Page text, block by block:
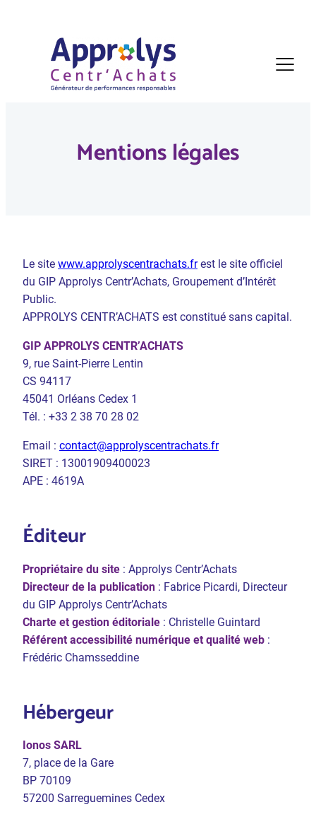
Mentions légales
Le site www.approlyscentrachats.frest le site officiel
du GIP Approlys Centr’Achats, Groupement d’Intérêt
Public.
APPROLYS CENTR’ACHATS est constitué sans capital.
GIP APPROLYS CENTR’ACHATS
9, rue Saint-Pierre Lentin
CS 94117
45041 Orléans Cedex 1
Tél. : +33 2 38 70 28 02
Email : contact@approlyscentrachats.fr
SIRET : 13001909400023
APE : 4619A
Éditeur
Propriétaire du site : Approlys Centr’Achats
Directeur de la publication : Fabrice Picardi, Directeur
du GIP Approlys Centr’Achats
Charte et gestion éditoriale : Christelle Guintard
Référent accessibilité numérique et qualité web :
Frédéric Chamsseddine
Hébergeur
Ionos SARL
7, place de la Gare
BP 70109
57200 Sarreguemines Cedex